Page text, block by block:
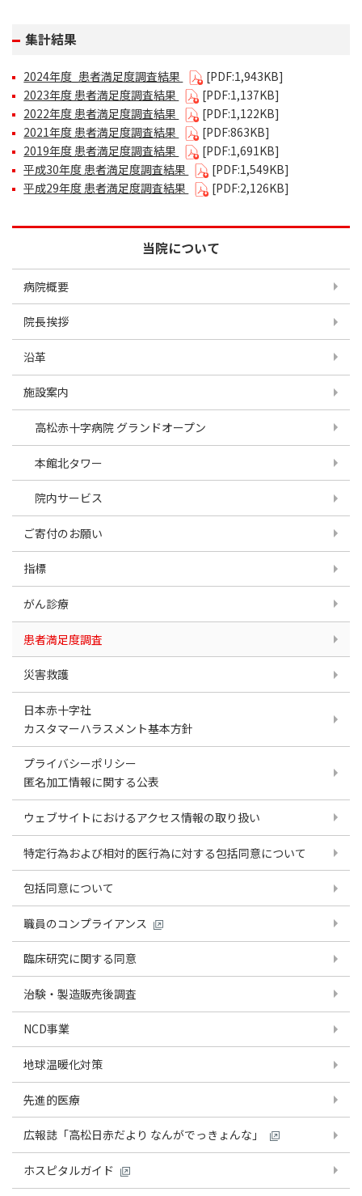
集計結果
2024年度_患者満足度調査結果
[PDF:1,943KB]
2023年度 患者満足度調査結果
[PDF:1,137KB]
2022年度 患者満足度調査結果
[PDF:1,122KB]
2021年度 患者満足度調査結果
[PDF:863KB]
2019年度 患者満足度調査結果
[PDF:1,691KB]
平成30年度 患者満足度調査結果
[PDF:1,549KB]
平成29年度 患者満足度調査結果
[PDF:2,126KB]
当院について
病院概要
院長挨拶
沿革
施設案内
高松赤十字病院 グランドオープン
本館北タワー
院内サービス
ご寄付のお願い
指標
がん診療
患者満足度調査
災害救護
日本赤十字社
カスタマーハラスメント基本方針
プライバシーポリシー
匿名加工情報に関する公表
ウェブサイトにおけるアクセス情報の取り扱い
特定行為および相対的医行為に対する包括同意について
包括同意について
職員のコンプライアンス
臨床研究に関する同意
治験・製造販売後調査
NCD事業
地球温暖化対策
先進的医療
広報誌「高松日赤だより なんがでっきょんな」
ホスピタルガイド